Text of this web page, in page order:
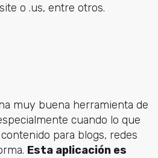
o .us, entre otros.
muy buena herramienta de
cuando lo que
para blogs, redes
Esta aplicación es